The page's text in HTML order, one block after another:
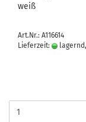
weiß
Art.Nr.: A116614
Lieferzeit: